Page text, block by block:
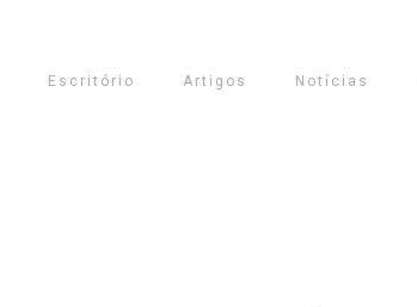
Escritório Artigos Notícias